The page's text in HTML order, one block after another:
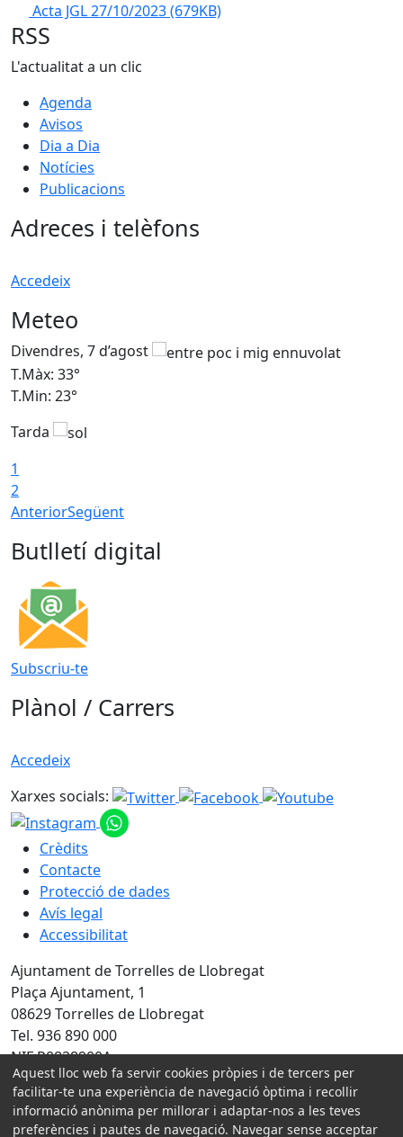
Acta JGL 27/10/2023(679KB)
RSS
L'actualitat a un clic
Agenda
Avisos
Dia a Dia
Notícies
Publicacions
Adreces i telèfons
Accedeix
Meteo
Divendres, 7 d’agost
T.Màx: 33°
T.Min: 23°
Tarda
1
2
AnteriorSegüent
Butlletí digital
Subscriu-te
Plànol / Carrers
Accedeix
Xarxes socials:
Crèdits
Contacte
Protecció de dades
Avís legal
Accessibilitat
Ajuntament de Torrelles de Llobregat
Plaça Ajuntament, 1
08629 Torrelles de Llobregat
Tel. 936 890 000
NIF P0828900A
Amb la col·laboració de:
Aquest lloc web fa servir cookies pròpies i de tercers per
facilitar-te una experiència de navegació òptima i recollir
informació anònima per millorar i adaptar-nos a les teves
preferències i pautes de navegació. Navegar sense acceptar